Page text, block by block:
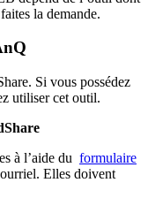
la demande.
Si vous possédez
utiliser cet outil.
à l’aide du formulaire
Elles doivent